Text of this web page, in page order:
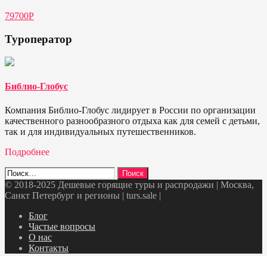
79700P
Туроператор
Библио-Глобус
Компания Библио-Глобус лидирует в России по организации
качественного разнообразного отдыха как для семей с детьми,
так и для индивидуальных путешественников.
Подробнее
Найти:
© 2018-2025 Дешевые горящие туры и распродажи | Москва,
Санкт Петербург и регионы | turs.sale |
Блог
Частые вопросы
О нас
Контакты